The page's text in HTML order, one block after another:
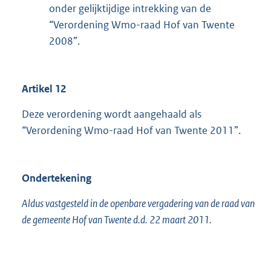
onder gelijktijdige intrekking van de
“Verordening Wmo-raad Hof van Twente
2008”.
Artikel 12
Deze verordening wordt aangehaald als
“Verordening Wmo-raad Hof van Twente 2011”.
Ondertekening
Aldus vastgesteld in de openbare vergadering van de raad van
de gemeente Hof van Twente d.d. 22 maart 2011.